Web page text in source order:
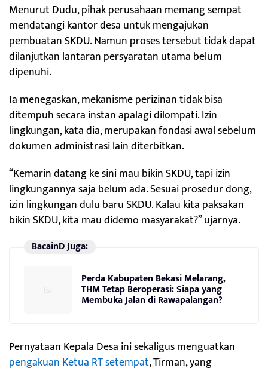
Menurut Dudu, pihak perusahaan memang sempat
mendatangi kantor desa untuk mengajukan
pembuatan SKDU. Namun proses tersebut tidak dapat
dilanjutkan lantaran persyaratan utama belum
dipenuhi.
Ia menegaskan, mekanisme perizinan tidak bisa
ditempuh secara instan apalagi dilompati. Izin
lingkungan, kata dia, merupakan fondasi awal sebelum
dokumen administrasi lain diterbitkan.
“Kemarin datang ke sini mau bikin SKDU, tapi izin
lingkungannya saja belum ada. Sesuai prosedur dong,
izin lingkungan dulu baru SKDU. Kalau kita paksakan
bikin SKDU, kita mau didemo masyarakat?” ujarnya.
BacainD Juga:
Perda Kabupaten Bekasi Melarang,
THM Tetap Beroperasi: Siapa yang
Membuka Jalan di Rawapalangan?
Pernyataan Kepala Desa ini sekaligus menguatkan
pengakuan Ketua RT setempat, Tirman, yang